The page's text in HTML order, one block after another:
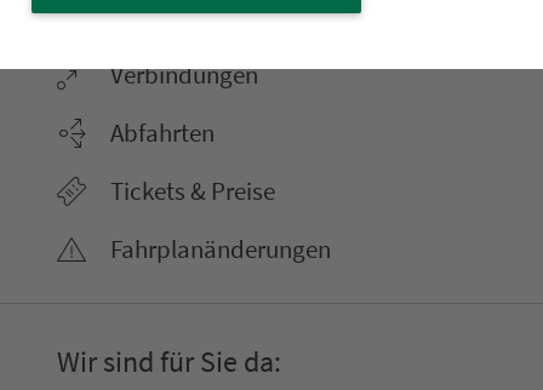
Ver­bin­dungen
Abfahrten
Tickets & Preise
Fahr­plan­ände­rungen
Wir sind für Sie da: